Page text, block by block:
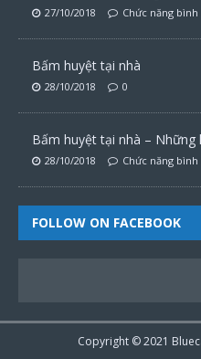
27/10/2018 Chức năng
Bấm huyệt tại nhà
28/10/2018 0
Bấm huyệt tại nhà – Những
28/10/2018 Chức năng
FOLLOW ON FACEBOOK
Copyright © 2021